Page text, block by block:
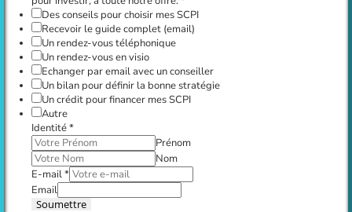
Des conseils pour choisir mes SCPI
Recevoir le guide complet (email)
Un rendez-vous téléphonique
Un rendez-vous en visio
Echanger par email avec un conseiller
Un bilan pour définir la bonne stratégie
Un crédit pour financer mes SCPI
Autre
Identité*
Prénom
Nom
E-mail*
Email
Soumettre